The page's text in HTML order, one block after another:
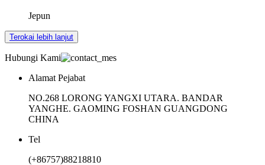
Jepun
Terokai lebih lanjut
Hubungi Kami
Alamat Pejabat
NO.268 LORONG YANGXI UTARA. BANDAR
YANGHE. GAOMING FOSHAN GUANGDONG
CHINA
Tel
(+86757)88218810